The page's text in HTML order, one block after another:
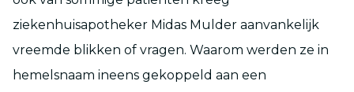
ziekenhuisapotheker Midas Mulder aanvankelijk
vreemde blikken of vragen. Waarom werden ze in
hemelsnaam ineens gekoppeld aan een